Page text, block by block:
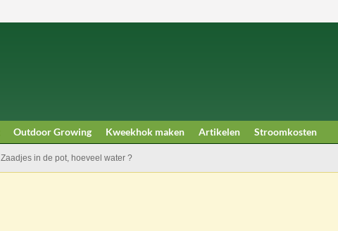
Outdoor Growing Kweekhok maken Artikelen Stroomkosten
Zaadjes in de pot, hoeveel water ?